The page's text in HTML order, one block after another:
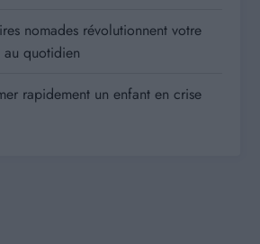
nomades révolutionnent votre
quotidien
rapidement un enfant en crise